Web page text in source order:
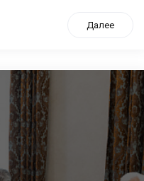
Далее